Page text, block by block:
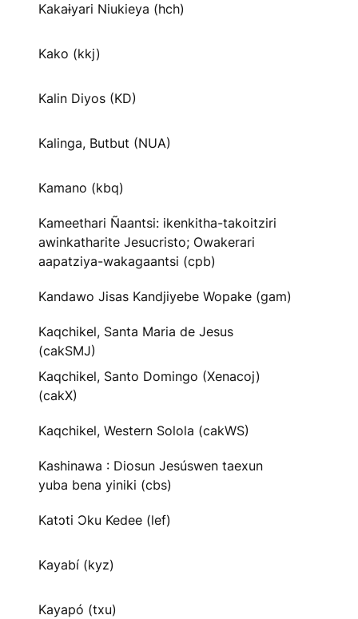
Kakaɨyari Niukieya (hch)
Kako (kkj)
Kalin Diyos (KD)
Kalinga, Butbut (NUA)
Kamano (kbq)
Kameethari Ñaantsi: ikenkitha-takoitziri
awinkatharite Jesucristo; Owakerari
aapatziya-wakagaantsi (cpb)
Kandawo Jisas Kandjiyebe Wopake (gam)
Kaqchikel, Santa Maria de Jesus
(cakSMJ)
Kaqchikel, Santo Domingo (Xenacoj)
(cakX)
Kaqchikel, Western Solola (cakWS)
Kashinawa : Diosun Jesúswen taexun
yuba bena yiniki (cbs)
Katɔti Ɔku Kedee (lef)
Kayabí (kyz)
Kayapó (txu)